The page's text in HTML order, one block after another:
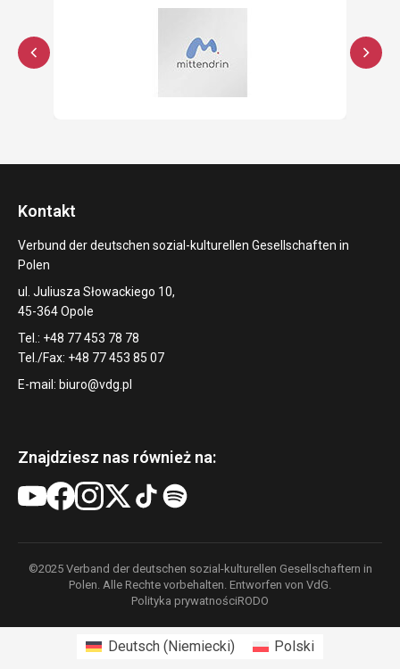
Kontakt
Verbund der deutschen sozial-kulturellen Gesellschaften in
Polen
ul. Juliusza Słowackiego 10,
45-364 Opole
Tel.: +48 77 453 78 78
Tel./Fax: +48 77 453 85 07
E-mail: biuro@vdg.pl
Znajdziesz nas również na:
©2025 Verband der deutschen sozial-kulturellen Gesellschaftern in
Polen. Alle Rechte vorbehalten. Entworfen von VdG.
Polityka prywatnościRODO
Deutsch(Niemiecki) Polski